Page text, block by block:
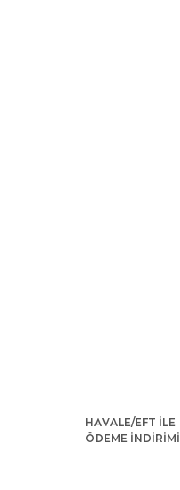
HAVALE/EFT İLE
ÖDEME İNDİRİMİ